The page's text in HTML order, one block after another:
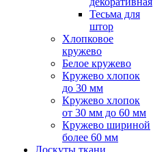
Тесьма для
штор
Хлопковое
кружево
Белое кружево
Кружево хлопок
до 30 мм
Кружево хлопок
от 30 мм до 60 мм
Кружево шириной
более 60 мм
Лоскуты ткани